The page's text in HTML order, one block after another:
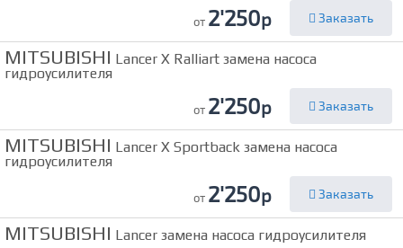
от 2'250р Заказать
MITSUBISHI Lancer X Ralliart замена насоса
гидроусилителя
от 2'250р Заказать
MITSUBISHI Lancer X Sportback замена насоса
гидроусилителя
от 2'250р Заказать
MITSUBISHI Lancer замена насоса гидроусилителя